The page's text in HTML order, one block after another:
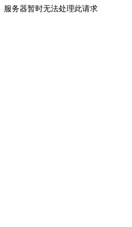
服务器暂时无法处理此请求